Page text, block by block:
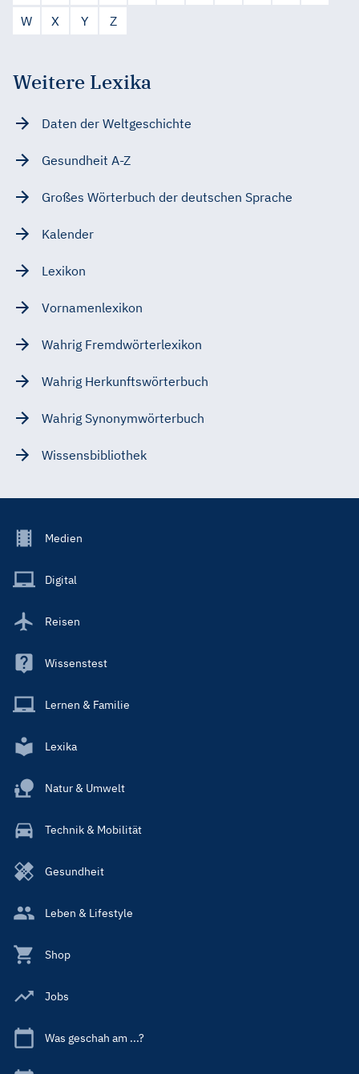
W
X Y Z
Weitere Lexika
Daten der Weltgeschichte
Gesundheit A-Z
Großes Wörterbuch der deutschen Sprache
Kalender
Lexikon
Vornamenlexikon
Wahrig Fremdwörterlexikon
Wahrig Herkunftswörterbuch
Wahrig Synonymwörterbuch
Wissensbibliothek
Footer
Main
Medien
Digital
Reisen
Wissenstest
Lernen & Familie
Lexika
Natur & Umwelt
Technik & Mobilität
Gesundheit
Leben & Lifestyle
Shop
Jobs
Was geschah am ...?